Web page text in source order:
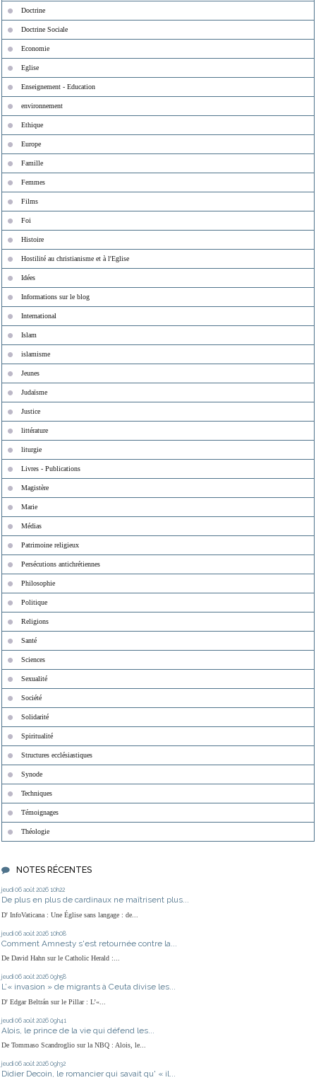
Doctrine
Doctrine Sociale
Economie
Eglise
Enseignement - Education
environnement
Ethique
Europe
Famille
Femmes
Films
Foi
Histoire
Hostilité au christianisme et à l'Eglise
Idées
Informations sur le blog
International
Islam
islamisme
Jeunes
Judaïsme
Justice
littérature
liturgie
Livres - Publications
Magistère
Marie
Médias
Patrimoine religieux
Persécutions antichrétiennes
Philosophie
Politique
Religions
Santé
Sciences
Sexualité
Société
Solidarité
Spiritualité
Structures ecclésiastiques
Synode
Techniques
Témoignages
Théologie
NOTES RÉCENTES
jeudi 06 août 2026 10h22
De plus en plus de cardinaux ne maîtrisent plus...
D' InfoVaticana : Une Église sans langage : de...
jeudi 06 août 2026 10h08
Comment Amnesty s'est retournée contre la...
De David Hahn sur le Catholic Herald :...
jeudi 06 août 2026 09h58
L’« invasion » de migrants à Ceuta divise les...
D' Edgar Beltrán sur le Pillar : L’«...
jeudi 06 août 2026 09h41
Alois, le prince de la vie qui défend les...
De Tommaso Scandroglio sur la NBQ : Alois, le...
jeudi 06 août 2026 09h32
Didier Decoin, le romancier qui savait qu' « il...